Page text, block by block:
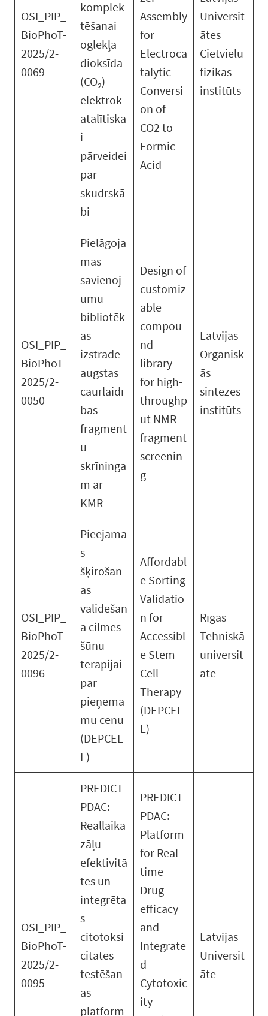
OSI_PIP_
BioPhoT-
2025/2-
0069
komplek
tēšanai
oglekļa
dioksīda
(CO₂)
elektrok
atalītiska
i
pārveidei
par
skudrskā
bi
Assembly
for
Electroca
talytic
Conversi
on of
CO2 to
Formic
Acid
Universit
ātes
Cietvielu
fizikas
institūts
OSI_PIP_
BioPhoT-
2025/2-
0050
Pielāgoja
mas
savienoj
umu
bibliotēk
as
izstrāde
augstas
caurlaidī
bas
fragment
u
skrīninga
m ar
KMR
Design of
customiz
able
compou
nd
library
for high-
throughp
ut NMR
fragment
screenin
g
Latvijas
Organisk
ās
sintēzes
institūts
OSI_PIP_
BioPhoT-
2025/2-
0096
Pieejama
s
šķirošan
as
validēšan
a cilmes
šūnu
terapijai
par
pieņema
mu cenu
(DEPCEL
L)
Affordabl
e Sorting
Validatio
n for
Accessibl
e Stem
Cell
Therapy
(DEPCEL
L)
Rīgas
Tehniskā
universit
āte
OSI_PIP_
BioPhoT-
2025/2-
0095
PREDICT-
PDAC:
Reāllaika
zāļu
efektivitā
tes un
integrēta
s
citotoksi
citātes
testēšan
as
platform
PREDICT-
PDAC:
Platform
for Real-
time
Drug
efficacy
and
Integrate
d
Cytotoxic
ity
Latvijas
Universit
āte